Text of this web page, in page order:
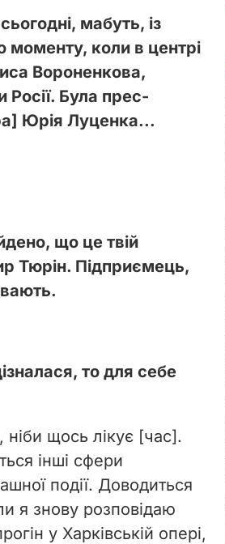
мабуть, із
моменту, коли в центрі
Вороненкова,
Була прес-
Юрія Луценка...
що це твій
Тюрін. Підприємець,
то для себе
щось лікує [час].
інші сфери
події. Доводиться
я знову розповідаю
у Харківській опері,